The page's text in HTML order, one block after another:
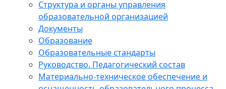
Структура и органы управления
образовательной организацией
Документы
Образование
Образовательные стандарты
Руководство. Педагогический состав
Материально-техническое обеспечение и